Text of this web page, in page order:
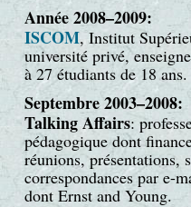
Année 2008–2009:
ISCOM, Institut
université privé,
à 27 étudiants de 18 ans.
Septembre 2003–2008:
Talking Affairs:
pédagogique dont
réunions, présentations,
correspondances par e-
dont Ernst and Young.